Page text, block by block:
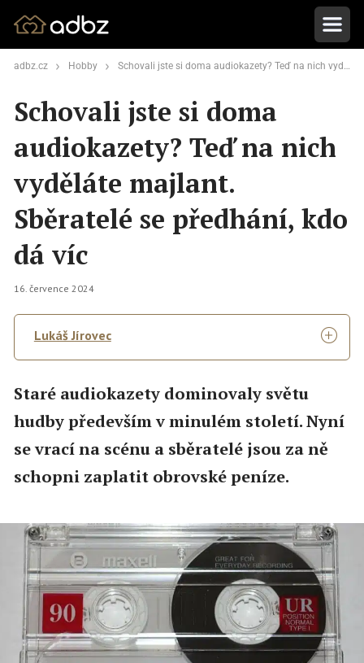
adbz.cz Hobby Schovali jste si doma audiokazety? Teď na nich vyděláte majlant. Sběratelé se předhání, kdo dá víc
Schovali jste si doma
audiokazety? Teď na nich
vyděláte majlant.
Sběratelé se předhání, kdo
dá víc
16. července 2024
Lukáš Jírovec
Staré audiokazety dominovaly světu
hudby především v minulém století. Nyní
se vrací na scénu a sběratelé jsou za ně
schopni zaplatit obrovské peníze.